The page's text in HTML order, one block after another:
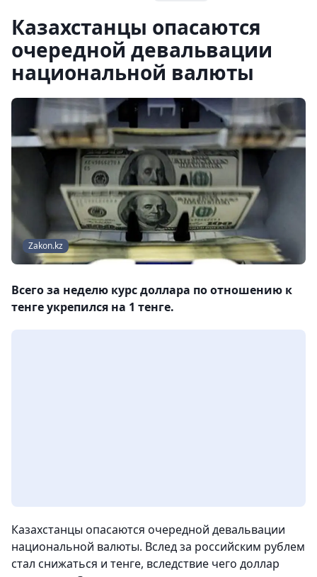
Казахстанцы опасаются
очередной девальвации
национальной валюты
Zakon.kz
Всего за неделю курс доллара по отношению к
тенге укрепился на 1 тенге.
Казахстанцы опасаются очередной девальвации
национальной валюты. Вслед за российским рублем
стал снижаться и тенге, вследствие чего доллар